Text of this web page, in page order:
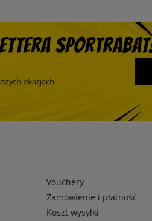
Vouchery
Zamówienie i płatność
Koszt wysyłki